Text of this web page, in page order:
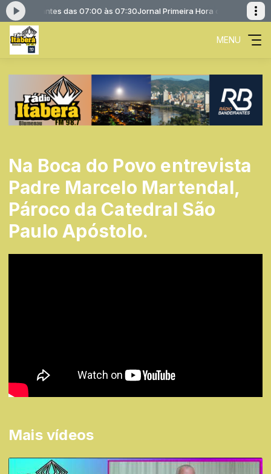
Bandeirantes das 07:00 às 07:30Jornal Primeira Hora com Rádio
MENU
Na Boca do Povo entrevista
Padre Marcelo Martendal,
Pároco da Catedral São
Paulo Apóstolo.
Mais vídeos